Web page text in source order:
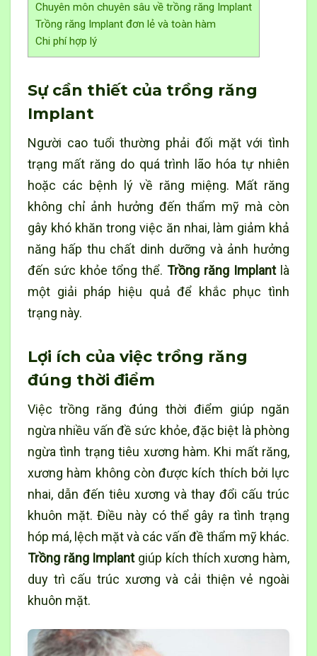
Chuyên môn chuyên sâu về trồng răng Implant
Trồng răng Implant đơn lẻ và toàn hàm
Chi phí hợp lý
Sự cần thiết của trồng răng
Implant
Người cao tuổi thường phải đối mặt với tình
trạng mất răng do quá trình lão hóa tự nhiên
hoặc các bệnh lý về răng miệng. Mất răng
không chỉ ảnh hưởng đến thẩm mỹ mà còn
gây khó khăn trong việc ăn nhai, làm giảm khả
năng hấp thu chất dinh dưỡng và ảnh hưởng
đến sức khỏe tổng thể. Trồng răng Implantlà
một giải pháp hiệu quả để khắc phục tình
trạng này.
Lợi ích của việc trồng răng
đúng thời điểm
Việctrồng răngđúng thời điểm giúp ngăn
ngừa nhiều vấn đề sức khỏe, đặc biệt là phòng
ngừa tình trạng tiêu xương hàm. Khi mất răng,
xương hàm không còn được kích thích bởi lực
nhai, dẫn đến tiêu xương và thay đổi cấu trúc
khuôn mặt. Điều này có thể gây ra tình trạng
hóp má, lệch mặt và các vấn đề thẩm mỹ khác.
Trồng răng Implantgiúp kích thích xương hàm,
duy trì cấu trúc xương và cải thiện vẻ ngoài
khuôn mặt.